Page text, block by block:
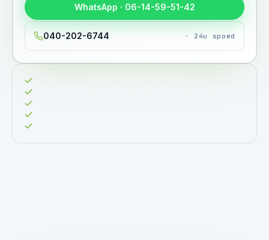
WhatsApp · 06-14-59-51-42
040-202-6744 · 24u spoed